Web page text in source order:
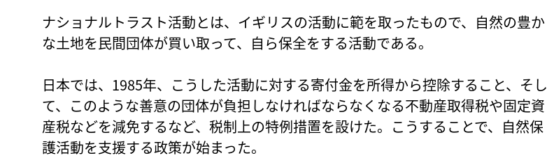
ナショナルトラスト活動とは、イギリスの活動に範を取ったもので、自然の豊か
な土地を民間団体が買い取って、自ら保全をする活動である。
日本では、1985年、こうした活動に対する寄付金を所得から控除すること、そし
て、このような善意の団体が負担しなければならなくなる不動産取得税や固定資
産税などを減免するなど、税制上の特例措置を設けた。こうすることで、自然保
護活動を支援する政策が始まった。